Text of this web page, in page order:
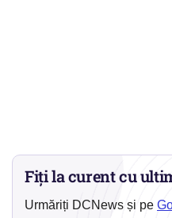
Fiți la curent cu
Urmăriți DCNews și pe